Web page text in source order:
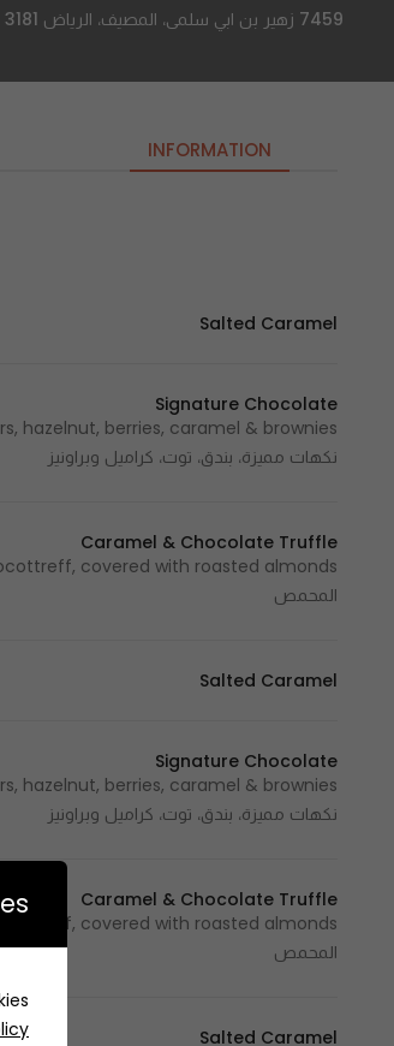
7459 زهير بن ابي سلمى، المصيف، الرياض 12468 3181، السعودية
INFORMATION
Salted Caramel
Signature Chocolate
نكهات مميزة، بندق، توت، كراميل وبراونيز
Caramel & Chocolate Truffle
المحمص
Salted Caramel
Signature Chocolate
نكهات مميزة، بندق، توت، كراميل وبراونيز
Caramel & Chocolate Truffle
المحمص
Salted Caramel